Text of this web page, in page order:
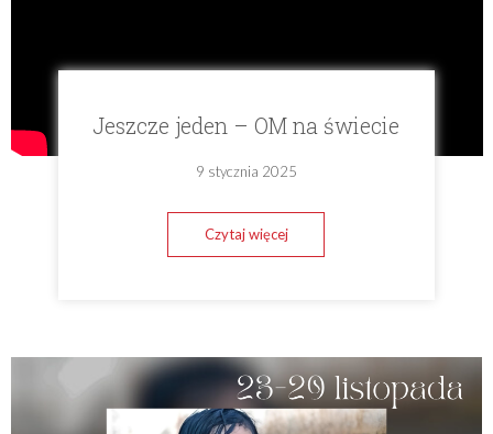
Jeszcze jeden – OM na świecie
9 stycznia 2025
Czytaj więcej